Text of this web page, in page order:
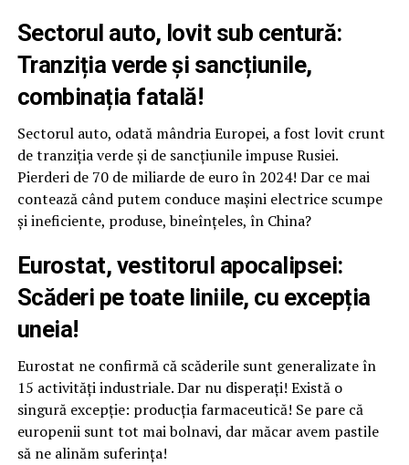
Sectorul auto, lovit sub centură:
Tranziția verde și sancțiunile,
combinația fatală!
Sectorul auto, odată mândria Europei, a fost lovit crunt
de tranziția verde și de sancțiunile impuse Rusiei.
Pierderi de 70 de miliarde de euro în 2024! Dar ce mai
contează când putem conduce mașini electrice scumpe
și ineficiente, produse, bineînțeles, în China?
Eurostat, vestitorul apocalipsei:
Scăderi pe toate liniile, cu excepția
uneia!
Eurostat ne confirmă că scăderile sunt generalizate în
15 activități industriale. Dar nu disperați! Există o
singură excepție: producția farmaceutică! Se pare că
europenii sunt tot mai bolnavi, dar măcar avem pastile
să ne alinăm suferința!